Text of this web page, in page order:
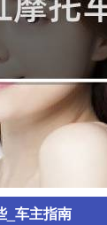
_车主指南